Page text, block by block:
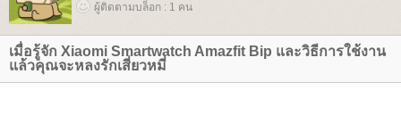
ผู้ติดตามบล็อก : 1 คน
เมื่อรู้จัก Xiaomi Smartwatch Amazfit Bip และวิธีการใช้งาน
ล้วคุณจะหลงรักเสี่ยวหมี่